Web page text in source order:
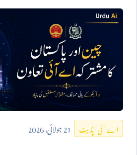
اے آئی اپڈیٹ 21جولائی،2026